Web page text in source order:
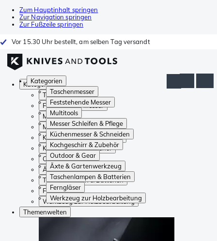
Zum Hauptinhalt springen
Zur Navigation springen
Zur Fußzeile springen
Vor 15.30 Uhr bestellt, am selben Tag versandt
Kategorien
Taschenmesser
Feststehende Messer
Multitools
Messer Schleifen & Pflege
Küchenmesser & Schneiden
Kochgeschirr & Zubehör
Outdoor & Gear
Äxte & Gartenwerkzeug
Taschenlampen & Batterien
Ferngläser
Werkzeug zur Holzbearbeitung
Kategorien
Taschenmesser
Feststehende Messer
Multitools
Messer Schleifen & Pflege
Küchenmesser & Schneiden
Kochgeschirr & Zubehör
Outdoor & Gear
Äxte & Gartenwerkzeug
Taschenlampen & Batterien
Ferngläser
Werkzeug zur Holzbearbeitung
Themenwelten